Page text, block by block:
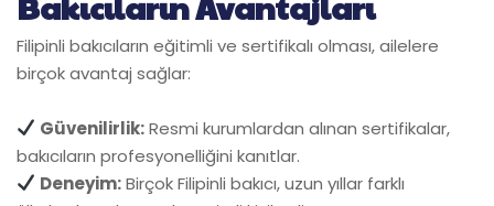
Filipinli bakıcıların eğitimli ve sertifikalı olması, ailelere
birçok avantaj sağlar:
Güvenilirlik:Resmi kurumlardan alınan sertifikalar,
bakıcıların profesyonelliğini kanıtlar.
Deneyim:Birçok Filipinli bakıcı, uzun yıllar farklı